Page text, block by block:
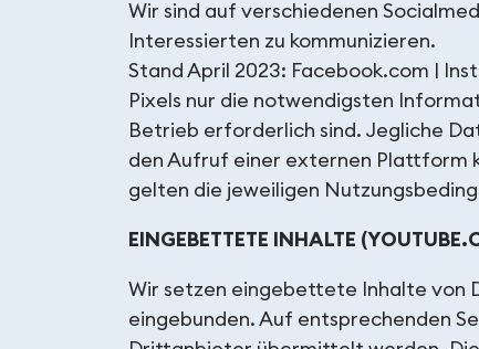
Wir sind auf verschiedenen
Interessierten zu kommunizieren.
Stand April 2023: Facebook.com |
Pixels nur die notwendigsten
Betrieb erforderlich sind. Jegliche
den Aufruf einer externen Plattform
gelten die jeweiligen
EINGEBETTETE INHALTE
Wir setzen eingebettete Inhalte von
eingebunden. Auf entsprechenden